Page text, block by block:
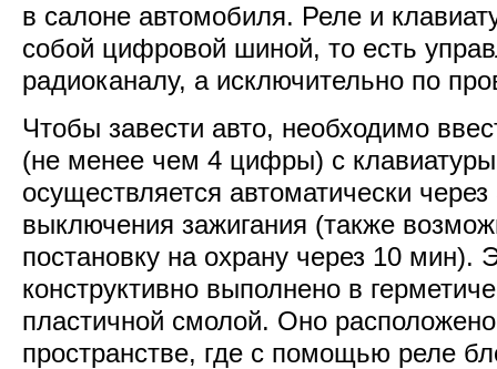
в салоне автомобиля. Реле и
собой цифровой шиной, то есть
радиоканалу, а исключительно по
Чтобы завести авто, необходимо
(не менее чем 4 цифры) с
осуществляется автоматически
выключения зажигания (также
постановку на охрану через 10 мин).
конструктивно выполнено в
пластичной смолой. Оно
пространстве, где с помощью реле